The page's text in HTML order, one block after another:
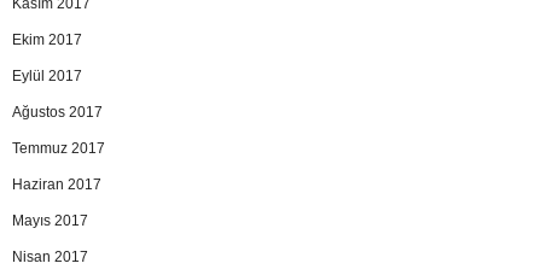
Kasım 2017
Ekim 2017
Eylül 2017
Ağustos 2017
Temmuz 2017
Haziran 2017
Mayıs 2017
Nisan 2017